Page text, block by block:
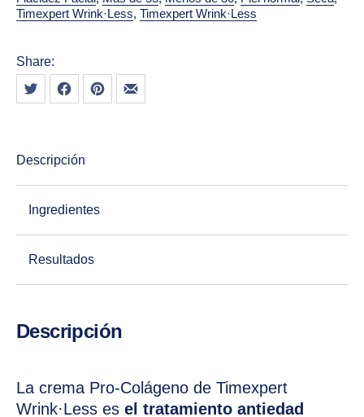
Timexpert Wrink·Less, Timexpert Wrink·Less
Share:
Tweet Share on Facebook
Share on Pinterest
Share by Email
Descripción
Ingredientes
Resultados
Descripción
La crema Pro-Colágeno de Timexpert
Wrink·Less es el tratamiento antiedad